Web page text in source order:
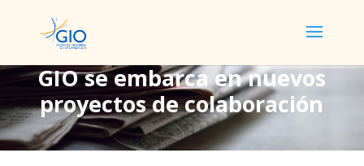
GIO se embarca en
nuevos proyectos de
GIO se embarca en nuevos
proyectos de colaboración